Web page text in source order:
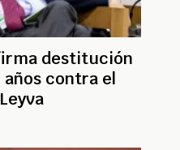
destitución
años contra el